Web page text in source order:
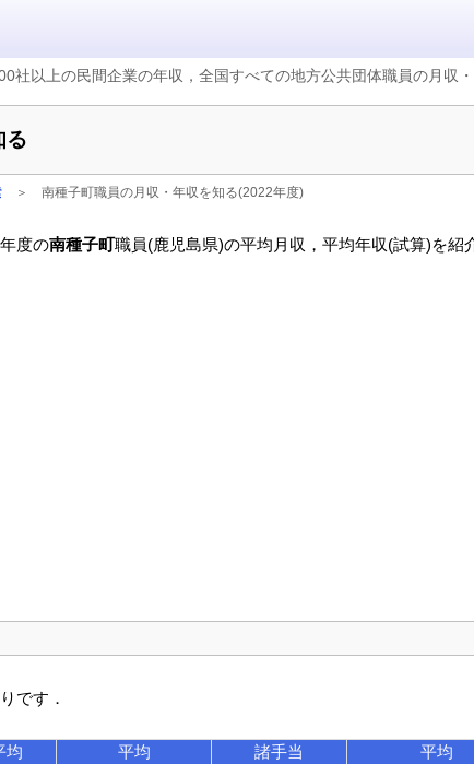
社以上の民間企業の年収，全国すべての地方公共団体職員の月収
る
＞ 南種子町職員の月収・年収を知る(2022年度)
度の南種子町職員(鹿児島県)の平均月収，平均年収(試算)を紹
です．
均
平均
諸手当
平均